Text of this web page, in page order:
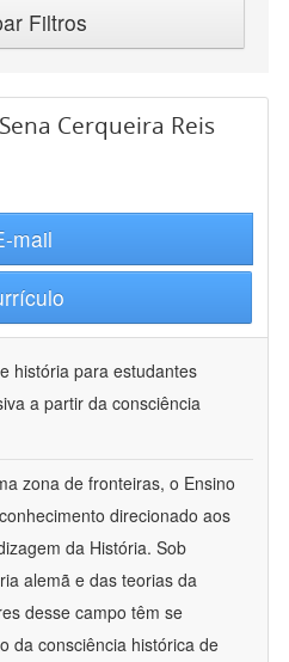
Filtros
Cerqueira Reis
mail
história para estudantes
a partir da consciência
zona de fronteiras, o Ensino
direcionado aos
da História. Sob
alemã e das teorias da
desse campo têm se
da consciência histórica de